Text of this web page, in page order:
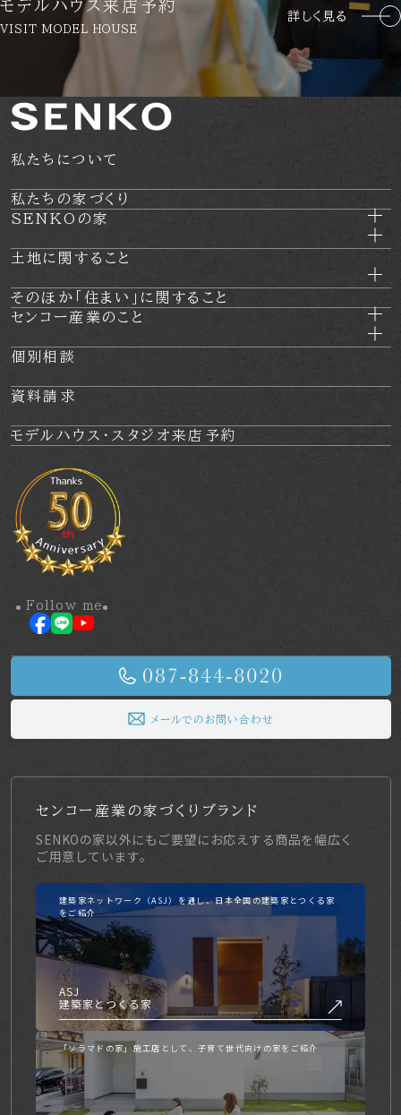
モデルハウス来店予約
VISIT MODEL HOUSE
詳しく見る
私たちについて
私たちの家づくり
SENKOの家
土地に関すること
そのほか
「住まい」に関すること
センコー産業のこと
個別相談
資料請求
モデルハウス・ スタジオ来店予約
Follow me
メールでのお問い合わせ
センコー産業の家づくりブランド
SENKOの家以外にもご要望にお応えする商品を幅広く
ご用意しています。
建築家ネットワーク（ASJ）を通し、日本全国の建築家とつくる家
をご紹介
ASJ
建築家とつくる家
「ソラマドの家」施工店として、子育て世代向けの家をご紹介